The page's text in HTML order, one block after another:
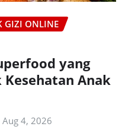
GIZI ONLINE
yang
Anak
Aug 4, 2026